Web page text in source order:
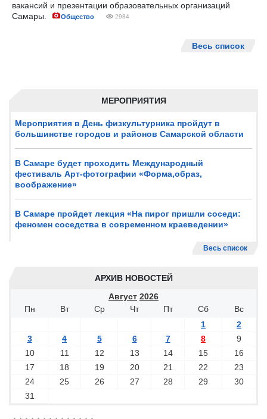
МЕРОПРИЯТИЯ
Мероприятия в День физкультурника пройдут в
большинстве городов и районов Самарской области
В Самаре будет проходить Международный
фестиваль Арт-фотографии «Форма,образ,
воображение»
В Самаре пройдет лекция «На пирог пришли соседи:
феномен соседства в современном краеведении»
Весь список
АРХИВ НОВОСТЕЙ
Август 2026
Пн
Вт Ср Чт Пт Сб
Вс
1
2
3
4 5 6 7 8
9
10
11 12 13 14 15
16
17
18 19 20 21 22
23
24
25 26 27 28 29
30
31
вакансий и презентации образовательных организаций
Самары.
Общество 2984
Весь список